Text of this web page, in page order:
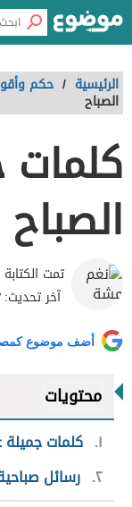
الرئيسية / حكم
الصباح
الصباح
تمت
آخر تحديث:
أضف موضوع
محتويات
١ كلمات جميلة
٢ رسائل